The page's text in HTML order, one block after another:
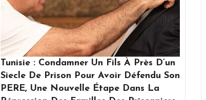
Tunisie : Condamner Un Fils À Près D’un
Siecle De Prison Pour Avoir Défendu Son
PERE, Une Nouvelle Étape Dans La